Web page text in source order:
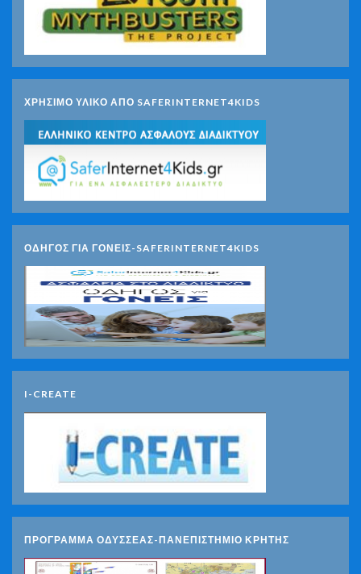
ΧΡΗΣΙΜΟ ΥΛΙΚΟ ΑΠΟ SAFERINTERNET4KIDS
ΟΔΗΓΟΣ ΓΙΑ ΓΟΝΕΙΣ-SAFERINTERNET4KIDS
I-CREATE
ΠΡΟΓΡΑΜΜΑ ΟΔΥΣΣΕΑΣ-ΠΑΝΕΠΙΣΤΗΜΙΟ ΚΡΗΤΗΣ